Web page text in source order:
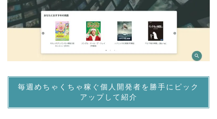
毎週めちゃくちゃ稼ぐ個人開発者を勝手にピック
アップして紹介